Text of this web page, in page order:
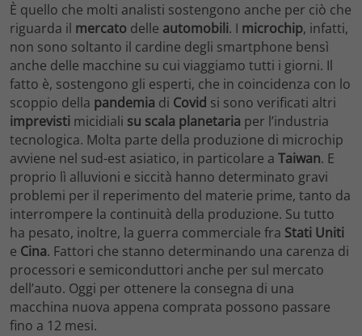
È quello che molti analisti sostengono anche per ciò che
riguarda il mercato delle automobili. I microchip, infatti,
non sono soltanto il cardine degli smartphone bensì
anche delle macchine su cui viaggiamo tutti i giorni. Il
fatto è, sostengono gli esperti, che in coincidenza con lo
scoppio della pandemia di Covid si sono verificati altri
imprevisti micidiali su scala planetaria per l’industria
tecnologica. Molta parte della produzione di microchip
avviene nel sud-est asiatico, in particolare a Taiwan. E
proprio lì alluvioni e siccità hanno determinato gravi
problemi per il reperimento del materie prime, tanto da
interrompere la continuità della produzione. Su tutto
ha pesato, inoltre, la guerra commerciale fra Stati Uniti
e Cina. Fattori che stanno determinando una carenza di
processori e semiconduttori anche per sul mercato
dell’auto. Oggi per ottenere la consegna di una
macchina nuova appena comprata possono passare
fino a 12 mesi.